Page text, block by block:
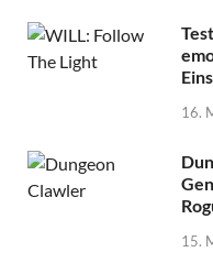
16.
15.